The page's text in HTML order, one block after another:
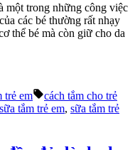
một trong những công việc
các bé thường rất nhạy
thể bé mà còn giữ cho da
trẻ em Tags:
cách tắm cho trẻ
sữa tắm trẻ em, sữa tắm trẻ